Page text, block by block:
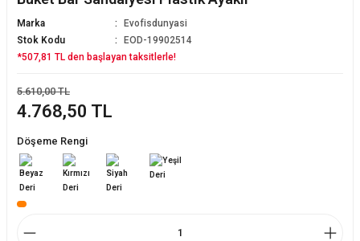
Sandalyesi
Marka
Evofisdunyasi
Stok Kodu
EOD-19902514
*507,81 TL den başlayan taksitlerle!
4.768,50 TL
5.610,00 TL
Döşeme Rengi